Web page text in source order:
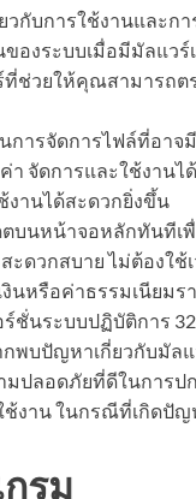
วกับการใช้งานและก
องระบบเมื่อมีมัลแวร์
ยให้คุณสามารถตร
การจัดการไฟล์ที่อาจ
า จัดการและใช้งานไ
งานได้สะดวกยิ่งขึ้น
ตบนหน้าจอหลักทันที
ะดวกสบาย ไม่ต้องใช้
นหรือค่าธรรมเนียมร
ร์ชั่นระบบปฏิบัติการ
พบปัญหาเกี่ยวกับมัลแ
มปลอดภัยที่ดีในการ
ช้งาน ในกรณีที่เกิดปั
รม